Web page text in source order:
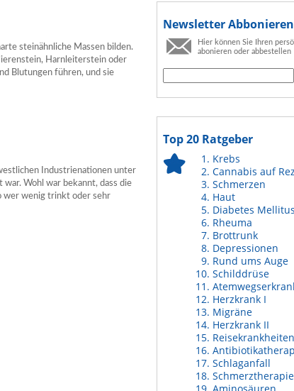
steinähnliche Massen bilden.
Harnleiterstein oder
Blutungen führen, und sie
Industrienationen unter
Wohl war bekannt, dass die
wer wenig trinkt oder sehr
Newsletter Abbonieren
Hier können Sie Ihren
abonieren oder abbestellen
Top 20 Ratgeber
Krebs
Cannabis auf
Schmerzen
Haut
Diabetes Mellitus
Rheuma
Brottrunk
Depressionen
Rund ums Auge
Schilddrüse
Herzkrank I
Migräne
Herzkrank II
Reisekrankheiten
Schlaganfall
Schmerztherapie